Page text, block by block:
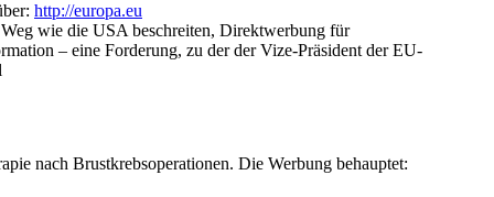
http://europa.eu
wie die USA beschreiten, Direktwerbung für
– eine Forderung, zu der der Vize-Präsident der EU-
nach Brustkrebs­operationen. Die Werbung behauptet: